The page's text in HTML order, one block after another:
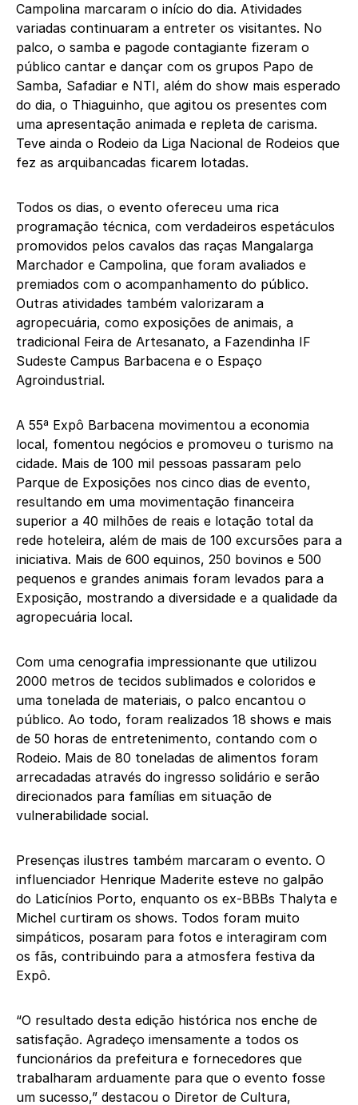
Campolina marcaram o início do dia. Atividades
variadas continuaram a entreter os visitantes. No
palco, o samba e pagode contagiante fizeram o
público cantar e dançar com os grupos Papo de
Samba, Safadiar e NTI, além do show mais esperado
do dia, o Thiaguinho, que agitou os presentes com
uma apresentação animada e repleta de carisma.
Teve ainda o Rodeio da Liga Nacional de Rodeios que
fez as arquibancadas ficarem lotadas.
Todos os dias, o evento ofereceu uma rica
programação técnica, com verdadeiros espetáculos
promovidos pelos cavalos das raças Mangalarga
Marchador e Campolina, que foram avaliados e
premiados com o acompanhamento do público.
Outras atividades também valorizaram a
agropecuária, como exposições de animais, a
tradicional Feira de Artesanato, a Fazendinha IF
Sudeste Campus Barbacena e o Espaço
Agroindustrial.
A 55ª Expô Barbacena movimentou a economia
local, fomentou negócios e promoveu o turismo na
cidade. Mais de 100 mil pessoas passaram pelo
Parque de Exposições nos cinco dias de evento,
resultando em uma movimentação financeira
superior a 40 milhões de reais e lotação total da
rede hoteleira, além de mais de 100 excursões para a
iniciativa. Mais de 600 equinos, 250 bovinos e 500
pequenos e grandes animais foram levados para a
Exposição, mostrando a diversidade e a qualidade da
agropecuária local.
Com uma cenografia impressionante que utilizou
2000 metros de tecidos sublimados e coloridos e
uma tonelada de materiais, o palco encantou o
público. Ao todo, foram realizados 18 shows e mais
de 50 horas de entretenimento, contando com o
Rodeio. Mais de 80 toneladas de alimentos foram
arrecadadas através do ingresso solidário e serão
direcionados para famílias em situação de
vulnerabilidade social.
Presenças ilustres também marcaram o evento. O
influenciador Henrique Maderite esteve no galpão
do Laticínios Porto, enquanto os ex-BBBs Thalyta e
Michel curtiram os shows. Todos foram muito
simpáticos, posaram para fotos e interagiram com
os fãs, contribuindo para a atmosfera festiva da
Expô.
“O resultado desta edição histórica nos enche de
satisfação. Agradeço imensamente a todos os
funcionários da prefeitura e fornecedores que
trabalharam arduamente para que o evento fosse
um sucesso,” destacou o Diretor de Cultura,